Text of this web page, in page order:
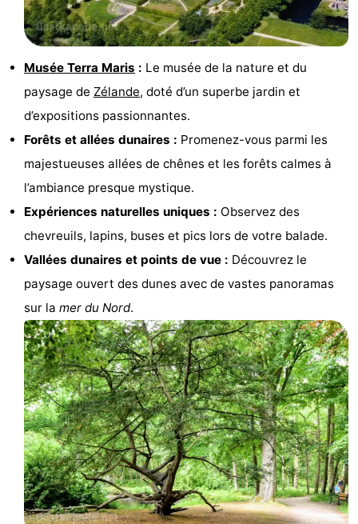
vélo
Équitation
Terrains
golf
-
Surfen
Peche
Sportive
-
Equitation
Observation
des
phoques
Boire
manger
Événements
Pratiques
Forum
Route
Stationnement
Adresses
Médicales
Région
Hollande-
Musée Terra Maris : Le musée de la nature et du
paysage de Zélande, doté d’un superbe jardin et
d’expositions passionnantes.
Forêts et allées dunaires : Promenez-vous parmi les
majestueuses allées de chênes et les forêts calmes à
l’ambiance presque mystique.
Expériences naturelles uniques : Observez des
chevreuils, lapins, buses et pics lors de votre balade.
Vallées dunaires et points de vue : Découvrez le
paysage ouvert des dunes avec de vastes panoramas
sur la mer du Nord.